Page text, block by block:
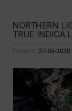
NORTHERN
TRUE INDICA
Dodano: 27-05-2020